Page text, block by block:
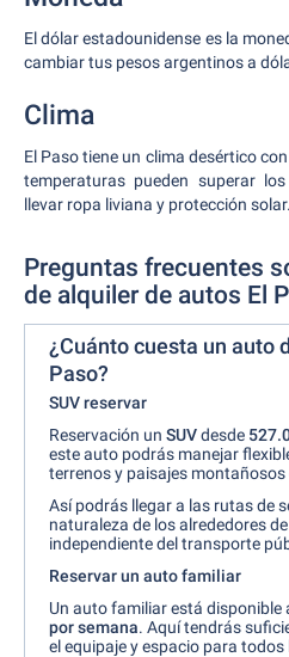
El dólar estadounidense es la
cambiar tus pesos argentinos a
Clima
El Paso tiene un clima desértico
temperaturas pueden superar
llevar ropa liviana y protección solar.
Preguntas frecuentes
de alquiler de autos El
¿Cuánto cuesta un auto
Paso?
SUV reservar
Reservación un SUVdesde
este auto podrás manejar
terrenos y paisajes montañosos
Así podrás llegar a las rutas de
naturaleza de los alrededores
independiente del transporte
Reservar un auto familiar
Un auto familiar está disponible
por semana. Aquí tendrás
el equipaje y espacio para